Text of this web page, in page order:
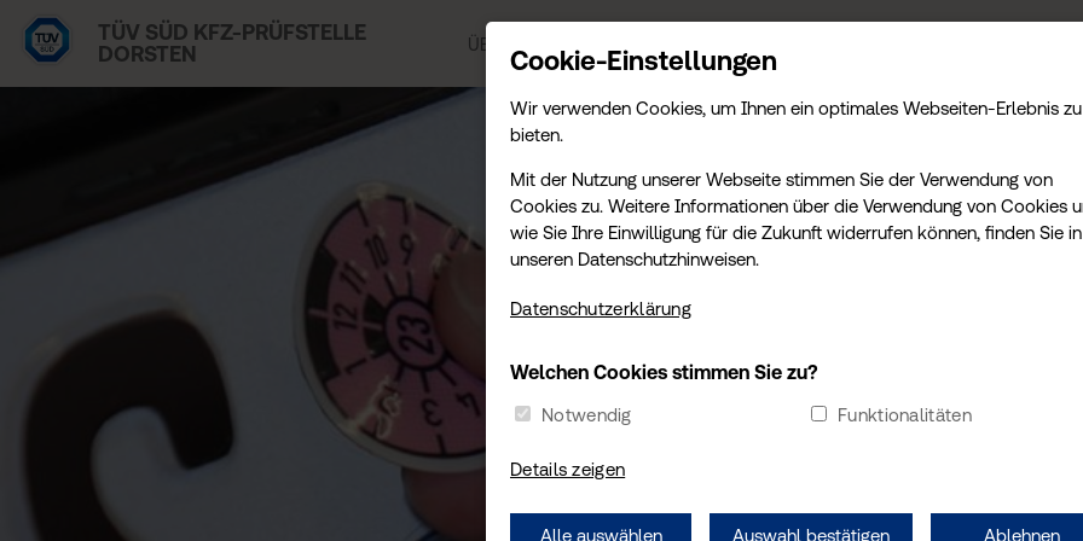
TÜV SÜD KFZ-PRÜFSTELLE
DORSTEN
ÜBER UNS
Sie möchten einen Termin vereinbaren? Wählen Sie Ihren
Cookie-Einstellungen
Wir verwenden Cookies, um Ihnen ein optimales Webseiten-Erlebnis zu
bieten.
Mit der Nutzung unserer Webseite stimmen Sie der Verwendung von
Cookies zu. Weitere Informationen über die Verwendung von Cookies
wie Sie Ihre Einwilligung für die Zukunft widerrufen können, finden Sie in
unseren Datenschutzhinweisen.
Datenschutzerklärung
Welchen Cookies stimmen Sie zu?
Notwendig Funktionalitäten
Details zeigen
Alle auswählen Auswahl bestätigen Ablehnen